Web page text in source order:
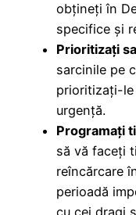
obțineți în
specifice și
Prioritizați
sarcinile pe
prioritizați-
urgență.
Programați
să vă faceți
reîncărcare
perioadă